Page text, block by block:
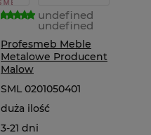
undefined
undefined
Profesmeb Meble
Metalowe Producent
Malow
SML 0201050401
duża ilość
3-21 dni